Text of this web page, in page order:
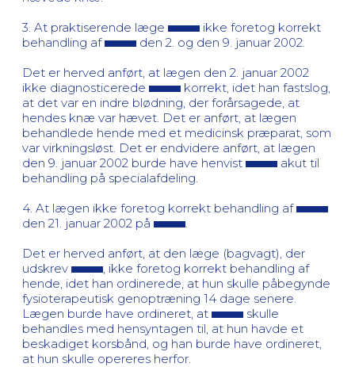
3. At praktiserende læge
ikke foretog korrekt
behandling af
den 2. og den 9. januar 2002.
Det er herved anført, at lægen den 2. januar 2002
ikke diagnosticerede
korrekt, idet han fastslog,
at det var en indre blødning, der forårsagede, at
hendes knæ var hævet. Det er anført, at lægen
behandlede hende med et medicinsk præparat, som
var virkningsløst. Det er endvidere anført, at lægen
den 9. januar 2002 burde have henvist
akut til
behandling på specialafdeling.
4. At lægen ikke foretog korrekt behandling af
den 21. januar 2002 på
Det er herved anført, at den læge (bagvagt), der
udskrev
, ikke foretog korrekt behandling af
hende, idet han ordinerede, at hun skulle påbegynde
fysioterapeutisk genoptræning 14 dage senere.
Lægen burde have ordineret, at
skulle
behandles med hensyntagen til, at hun havde et
beskadiget korsbånd, og han burde have ordineret,
at hun skulle opereres herfor.